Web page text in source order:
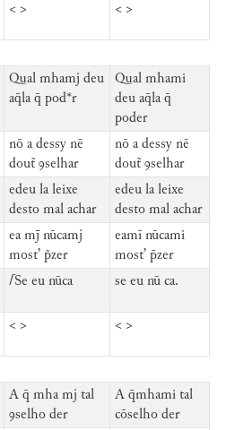
< > < >
Qual mhamj deu
aq̄la q̄ pod*r
Qual mhami
deu aq̄la q̄
poder
nō a dessy nē
dout̃ ꝯselhar
nō a dessy nē
dout̃ ꝯselhar
edeu la leixe
desto mal achar
edeu la leixe
desto mal achar
ea m nūcamj
most’ p̃zer
eamī nūcami
most’ zer
⌈Se eu nūca se eu nū ca.
< > < >
A q̄ mha mj tal
ꝯselho der
A q̄mhami tal
cōselho der